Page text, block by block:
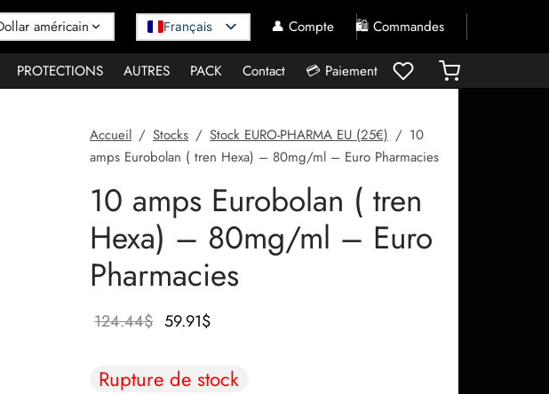
Français 👤 Compte 🛍️ Commandes
PROTECTIONS AUTRES PACK Contact 💳 Paiement
Accueil / Stocks / Stock EURO-PHARMA EU (25€) / 10
amps Eurobolan ( tren Hexa) – 80mg/ml – Euro Pharmacies
10 amps Eurobolan ( tren
Hexa) – 80mg/ml – Euro
Pharmacies
124.44$ Le prix
était :
59.91$
est :
Rupture de stock